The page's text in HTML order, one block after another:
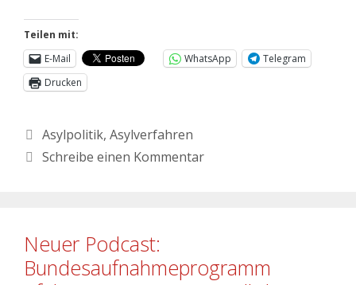
Teilen mit:
E-Mail
WhatsApp
Telegram
Drucken
Asylpolitik, Asylverfahren
Schreibe einen Kommentar
Neuer Podcast:
Bundesaufnahmeprogramm